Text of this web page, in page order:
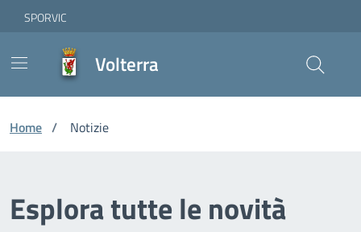
Skip to Main Content
Vai ai contenuti
Vai al footer
SPORVIC
Volterra
Home / Notizie
Esplora tutte le novità